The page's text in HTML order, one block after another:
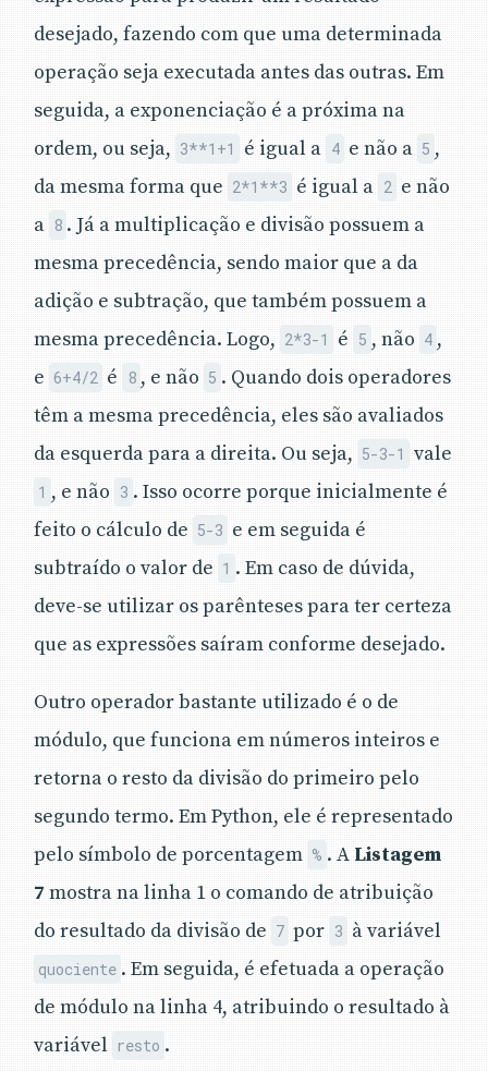
desejado, fazendo com que uma determinada
operação seja executada antes das outras. Em
seguida, a exponenciação é a próxima na
ordem, ou seja, 3**1+1 é igual a 4 e não a 5 ,
da mesma forma que 2*1**3 é igual a 2 e não
a 8 . Já a multiplicação e divisão possuem a
mesma precedência, sendo maior que a da
adição e subtração, que também possuem a
mesma precedência. Logo, 2*3-1 é 5 , não 4 ,
e 6+4/2 é 8 , e não 5 . Quando dois operadores
têm a mesma precedência, eles são avaliados
da esquerda para a direita. Ou seja, 5-3-1 vale
1 , e não 3 . Isso ocorre porque inicialmente é
feito o cálculo de 5-3 e em seguida é
subtraído o valor de 1 . Em caso de dúvida,
deve-se utilizar os parênteses para ter certeza
que as expressões saíram conforme desejado.
Outro operador bastante utilizado é o de
módulo, que funciona em números inteiros e
retorna o resto da divisão do primeiro pelo
segundo termo. Em Python, ele é representado
pelo símbolo de porcentagem % . A Listagem
7 mostra na linha 1 o comando de atribuição
do resultado da divisão de 7 por 3 à variável
quociente . Em seguida, é efetuada a operação
de módulo na linha 4, atribuindo o resultado à
variável resto .